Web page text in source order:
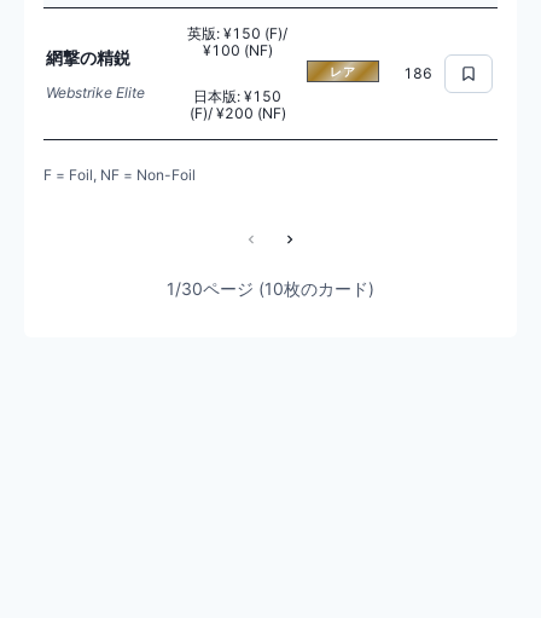
網撃の精鋭
Webstrike Elite
英版: ¥150 (F)/
¥100 (NF)
日本版: ¥150
(F)/ ¥200 (NF)
レア 186
F = Foil, NF = Non-Foil
1/30ページ (10枚のカード)